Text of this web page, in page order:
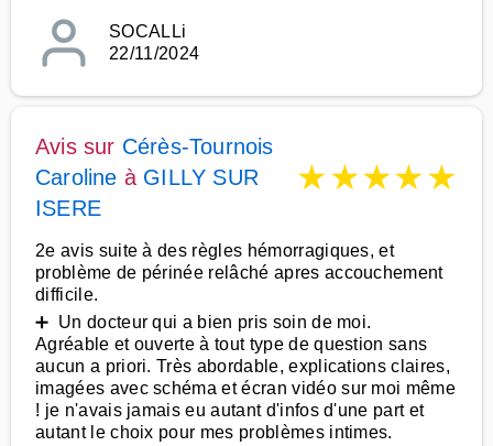
SOCALLi
22/11/2024
Avis sur Cérès-Tournois
Caroline à GILLY SUR
ISERE
★★★★★
2e avis suite à des règles hémorragiques, et
problème de périnée relâché apres accouchement
difficile.
➕ Un docteur qui a bien pris soin de moi.
Agréable et ouverte à tout type de question sans
aucun a priori. Très abordable, explications claires,
imagées avec schéma et écran vidéo sur moi même
! je n'avais jamais eu autant d'infos d'une part et
autant le choix pour mes problèmes intimes.